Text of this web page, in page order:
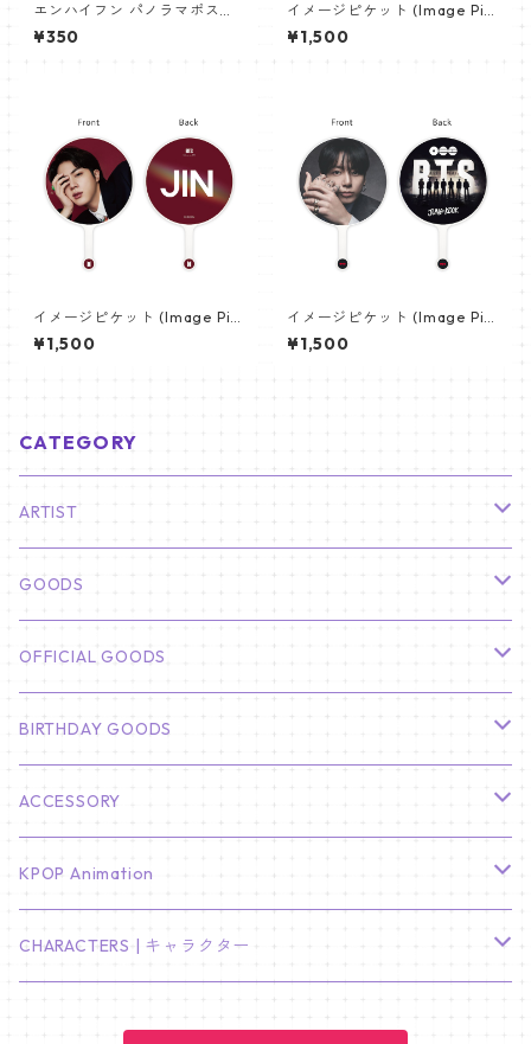
エンハイフン パノラマポスタ
ー (ENHYPEN Poster) 700*3
30mm 【Enhypen_03】
¥350
イメージピケット (Image Pic
ket) うちわ - ジン (JIN-05)
¥1,500
イメージピケット (Image Pic
ket) うちわ - ジン (JIN-06)
¥1,500
イメージピケット (Image Pic
ket) うちわ - ジョングク (JU
NGKOOK_19)
¥1,500
CATEGORY
ARTIST
俳優
CHA EUN WOO
HYUNBIN
BTS
JIN
J-HOPE
SEVENTEEN
S.COUPS
ジョンハン
Stray Kids
バンチャン
リノ
TXT
ヨンジュン
ENHYPEN
GOODS
カレンダー
壁掛けカレンダー
ミニ壁掛けカレンダー
フォトカードセット(60枚入り)
韓国語単語カード
プレミアム写真集
ステッカー&粘着メモ紙セット
OFFICIAL GOODS
LIGHT STICK
Light Stick Pouch
BT21
Stray Kids
MANIAC ENCORE
SKZOO
BIRTHDAY GOODS
01/01 WINTER
01/16 SEUNGKWAN
02/01 DOYOUNG
ACCESSORY
PIERCE
EARRING
KPOP Animation
KPop Demon Hunters
CHARACTERS | キャラクター